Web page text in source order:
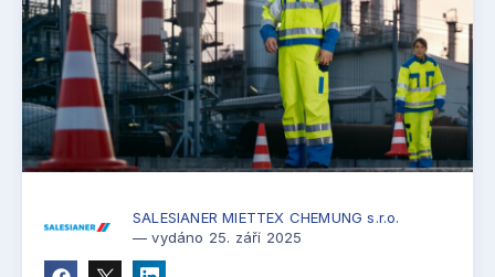
SALESIANER MIETTEX CHEMUNG s.r.o.
— vydáno 25. září 2025